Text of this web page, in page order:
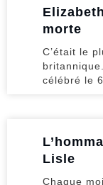
morte
C’était le
célébré le
Lisle
Chaque